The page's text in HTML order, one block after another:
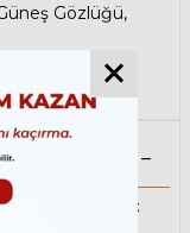
Gözlüğü,
Güneş Gözlüğü
İki Renk Unisex